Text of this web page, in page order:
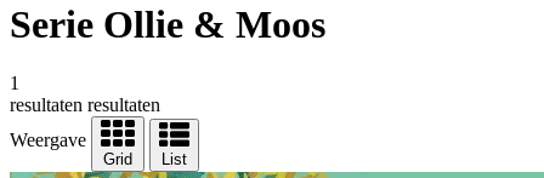
Serie Ollie & Moos
1
resultaten resultaten
Weergave
Grid List